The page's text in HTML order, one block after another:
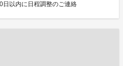
日以内に日程調整のご連絡